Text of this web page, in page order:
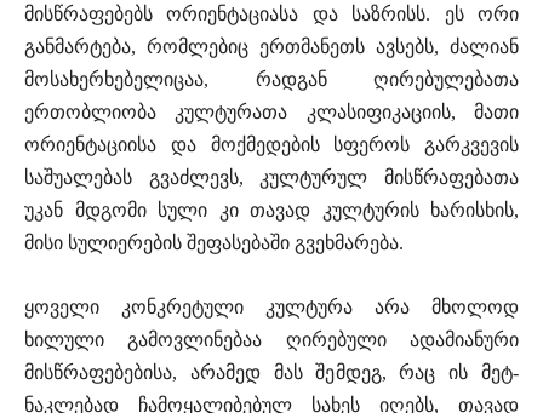
მისწრაფებებს ორიენტაციასა და საზრისს. ეს ორი
განმარტება, რომლებიც ერთმანეთს ავსებს, ძალიან
მოსახერხებელიცაა, რადგან ღირებულებათა
ერთობლიობა კულტურათა კლასიფიკაციის, მათი
ორიენტაციისა და მოქმედების სფეროს გარკვევის
საშუალებას გვაძლევს, კულტურულ მისწრაფებათა
უკან მდგომი სული კი თავად კულტურის ხარისხის,
მისი სულიერების შეფასებაში გვეხმარება.
ყოველი კონკრეტული კულტურა არა მხოლოდ
ხილული გამოვლინებაა ღირებული ადამიანური
მისწრაფებებისა, არამედ მას შემდეგ, რაც ის მეტ-
ნაკლებად ჩამოყალიბებულ სახეს იღებს, თავად